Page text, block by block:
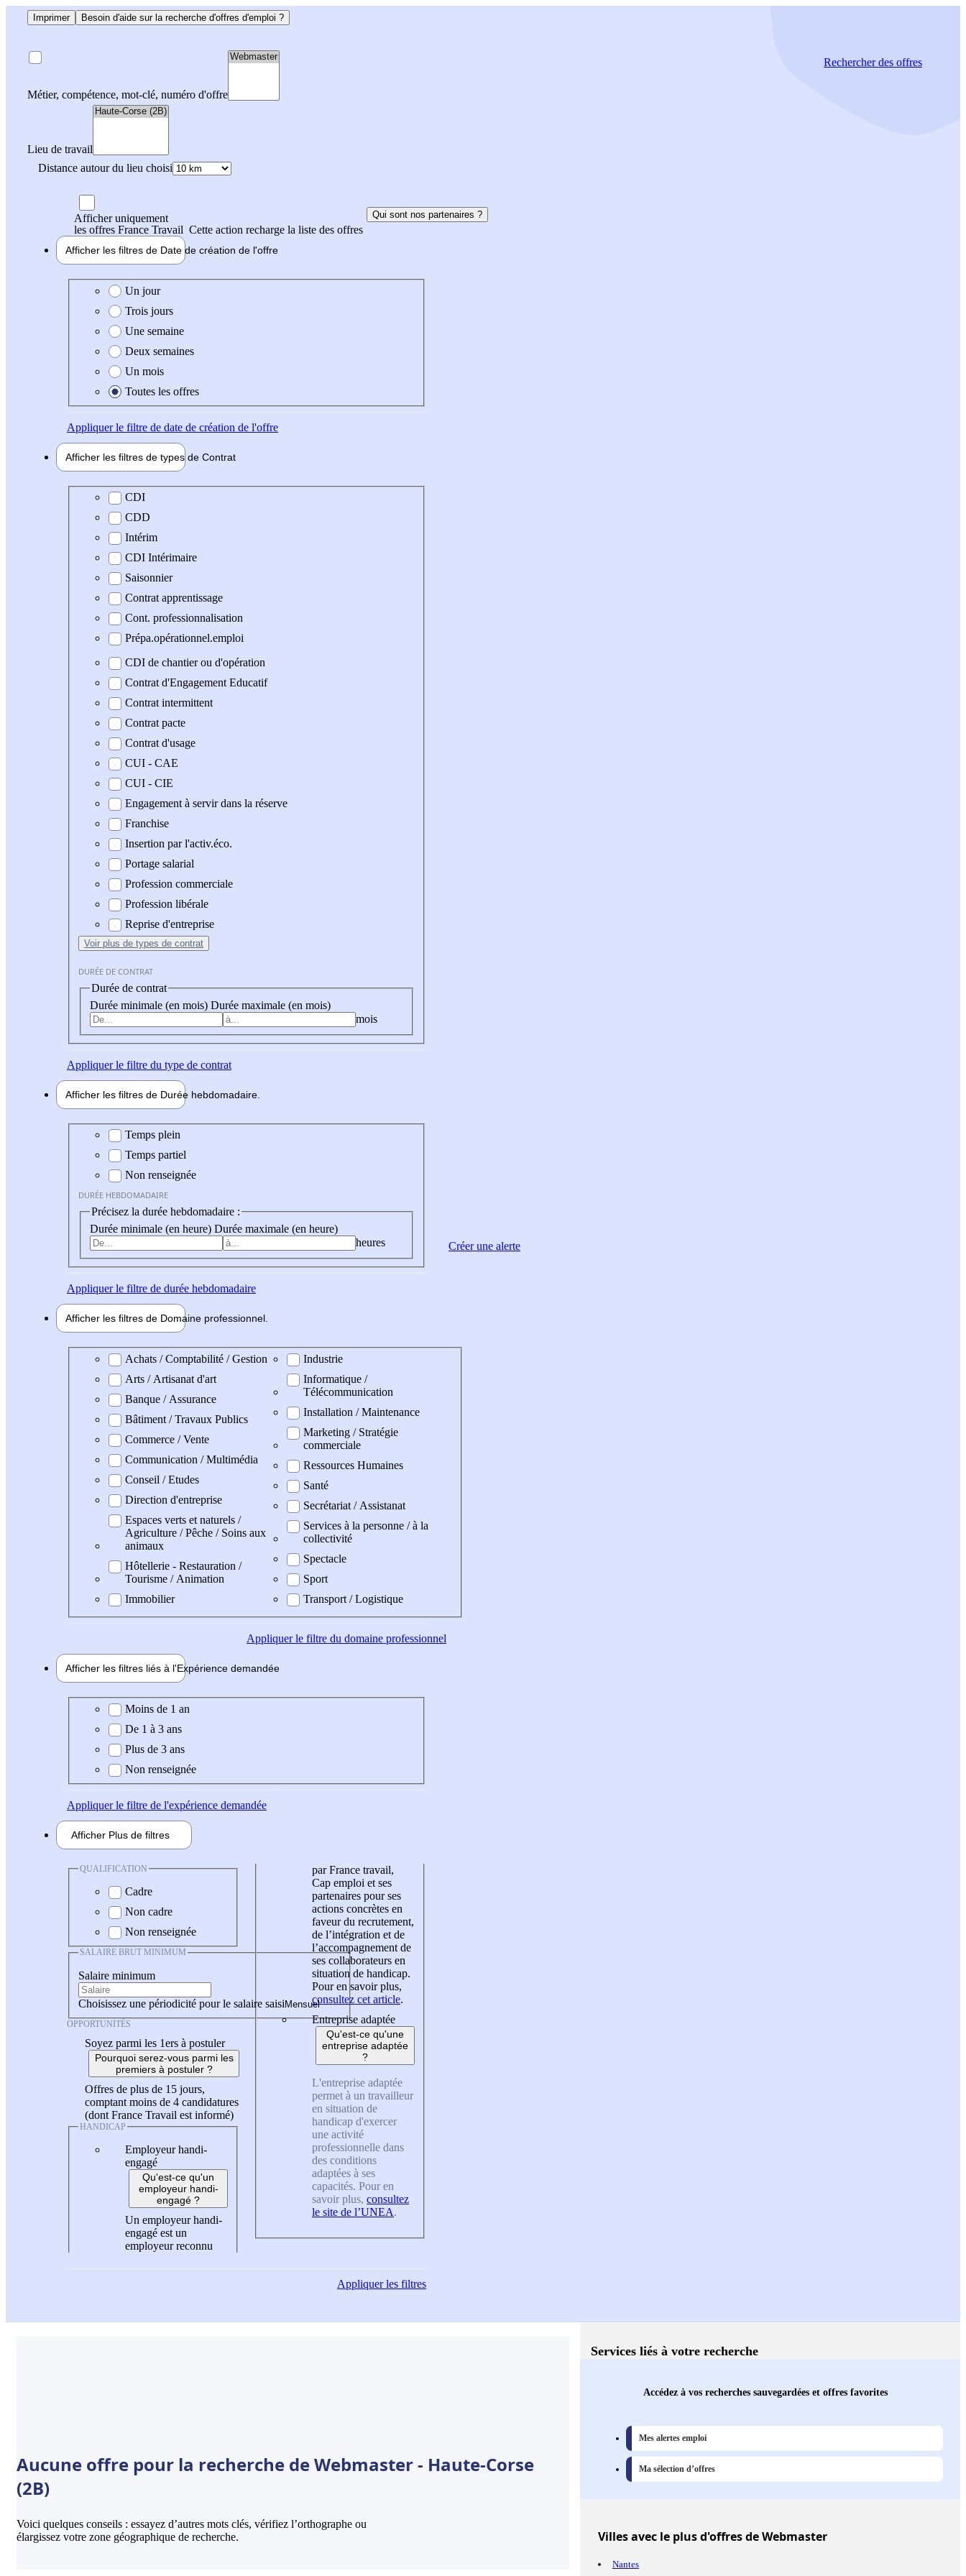
Imprimer Besoin d'aide sur la recherche d'offres d'emploi ?
Métier, compétence, mot-clé, numéro d'offre
Lieu de travail
Distance autour du lieu choisi
Rechercherdes offres
Afficher uniquement
les offres France Travail Cette action recharge la liste des offres
Qui sont nos partenaires ?
Afficher les filtres de Date de création de l'offre
Date de création de l'offre
Un jour
Trois jours
Une semaine
Deux semaines
Un mois
Toutes les offres
Appliquerle filtre de date de création de l'offre
Afficher les filtres de types de Contrat
Type de contrat
CDI
CDD
Intérim
CDI Intérimaire
Saisonnier
Contrat apprentissage
Cont. professionnalisation
Prépa.opérationnel.emploi
CDI de chantier ou d'opération
Contrat d'Engagement Educatif
Contrat intermittent
Contrat pacte
Contrat d'usage
CUI - CAE
CUI - CIE
Engagement à servir dans la réserve
Franchise
Insertion par l'activ.éco.
Portage salarial
Profession commerciale
Profession libérale
Reprise d'entreprise
Voir plus de types de contrat
DURÉE DE CONTRAT
Durée de contrat
Durée minimale (en mois) Durée maximale (en mois)
mois
Appliquerle filtre du type de contrat
Afficher les filtres de Durée hebdomadaire
Durée hebdomadaire
Temps plein
Temps partiel
Non renseignée
DURÉE HEBDOMADAIRE
Précisez la durée hebdomadaire :
Durée minimale (en heure) Durée maximale (en heure)
heures
Appliquerle filtre de durée hebdomadaire
Afficher les filtres de Domaine professionnel
Domaine professionel
Achats / Comptabilité / Gestion
Arts / Artisanat d'art
Banque / Assurance
Bâtiment / Travaux Publics
Commerce / Vente
Communication / Multimédia
Conseil / Etudes
Direction d'entreprise
Espaces verts et naturels /
Agriculture / Pêche / Soins aux
animaux
Hôtellerie - Restauration /
Tourisme / Animation
Immobilier
Industrie
Informatique /
Télécommunication
Installation / Maintenance
Marketing / Stratégie
commerciale
Ressources Humaines
Santé
Secrétariat / Assistanat
Services à la personne / à la
collectivité
Spectacle
Sport
Transport / Logistique
Appliquerle filtre du domaine professionnel
Afficher les filtres liés à l'Expérience demandée
Expérience demandée
Moins de 1 an
De 1 à 3 ans
Plus de 3 ans
Non renseignée
Appliquerle filtre de l'expérience demandée
Afficher Plus de filtres
QUALIFICATION
Cadre
Non cadre
Non renseignée
SALAIRE BRUT MINIMUM
Salaire minimum
Choisissez une périodicité pour le salaire saisi
OPPORTUNITÉS
Soyez parmi les 1ers à postuler
Pourquoi serez-vous parmi les
premiers à postuler ?
Offres de plus de 15 jours,
comptant moins de 4 candidatures
(dont France Travail est informé)
HANDICAP
Employeur handi-
engagé
Qu'est-ce qu'un
employeur handi-
engagé ?
Un employeur handi-
engagé est un
employeur reconnu
par France travail,
Cap emploi et ses
partenaires pour ses
actions concrètes en
faveur du recrutement,
de l’intégration et de
l’accompagnement de
ses collaborateurs en
situation de handicap.
Pour en savoir plus,
consultez cet article.
Entreprise adaptée
Qu'est-ce qu'une
entreprise adaptée
?
L'entreprise adaptée
permet à un travailleur
en situation de
handicap d'exercer
une activité
professionnelle dans
des conditions
adaptées à ses
capacités. Pour en
savoir plus, consultez
le site de l’UNEA.
Appliquerles filtres
Créer une alerte
Aucune offre pour la recherche de Webmaster - Haute-Corse
(2B)
Voici quelques conseils : essayez d’autres mots clés, vérifiez l’orthographe ou
élargissez votre zone géographique de recherche.
Services liés à votre recherche
Accédez à vos recherches sauvegardées et offres favorites
Mes alertes emploi
Ma sélection d’offres
Villesavec le plus d'offres de Webmaster
Nantes